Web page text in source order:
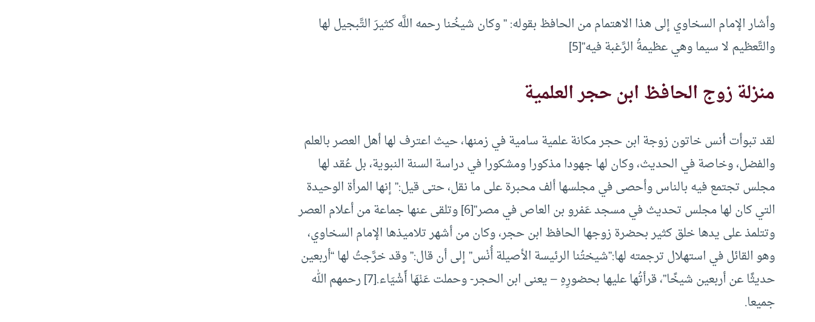
وأشار الإمام السخاوي إلى هذا الاهتمام من الحافظ بقوله: ” وكان شيخُنا رحمه اللَّه كثيرَ التَّبجيل لها
والتَّعظيم لا سيما وهي عظيمةُ الرَّغبة فيه”[5]
منزلة زوج الحافظ ابن حجر العلمية
لقد تبوأتأنس خاتون زوجة ابن حجر مكانة علمية سامية في زمنها، حيث اعترف لها أهل العصر بالعلم
والفضل، وخاصة في الحديث، وكان لها جهودا مذكورا ومشكورا في دراسة السنة النبوية، بل عُقد لها
مجلس تجتمع فيه بالناس وأحصى في مجلسها ألف محبرة على ما نقل، حتى قيل:” إنها المرأة الوحيدة
التي كان لها مجلس تحديث في مسجد عَمْرو بن العاص في مصر”[6] وتلقى عنها جماعة من أعلام العصر
وتتلمذ على يدها خلق كثير بحضرة زوجها الحافظ ابن حجر، وكان من أشهر تلاميذها الإمام السخاوي،
وهو القائل في استهلال ترجمته لها:”شيختُنا الرئيسة الأصيلة أُنْس” إلى أن قال:” وقد خرَّجتُ لها “أربعين
حديثًا عن أربعين شيخًا”، قرأتُها عليها بحضورِهِ – يعنى ابن الحجر- وحملت عَنْهَا أَشْيَاء.[7] رحمهم الله
جميعا.